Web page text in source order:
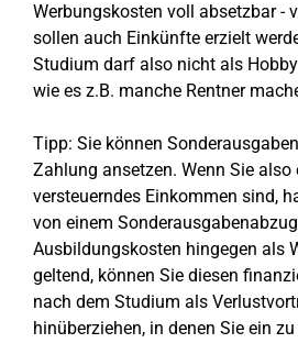
Werbungskosten voll absetzbar -
sollen auch Einkünfte erzielt
Studium darf also nicht als
wie es z.B. manche Rentner
Tipp: Sie können
Zahlung ansetzen. Wenn Sie also
versteuerndes Einkommen sind,
von einem
Ausbildungskosten hingegen als
geltend, können Sie diesen
nach dem Studium als
hinüberziehen, in denen Sie ein